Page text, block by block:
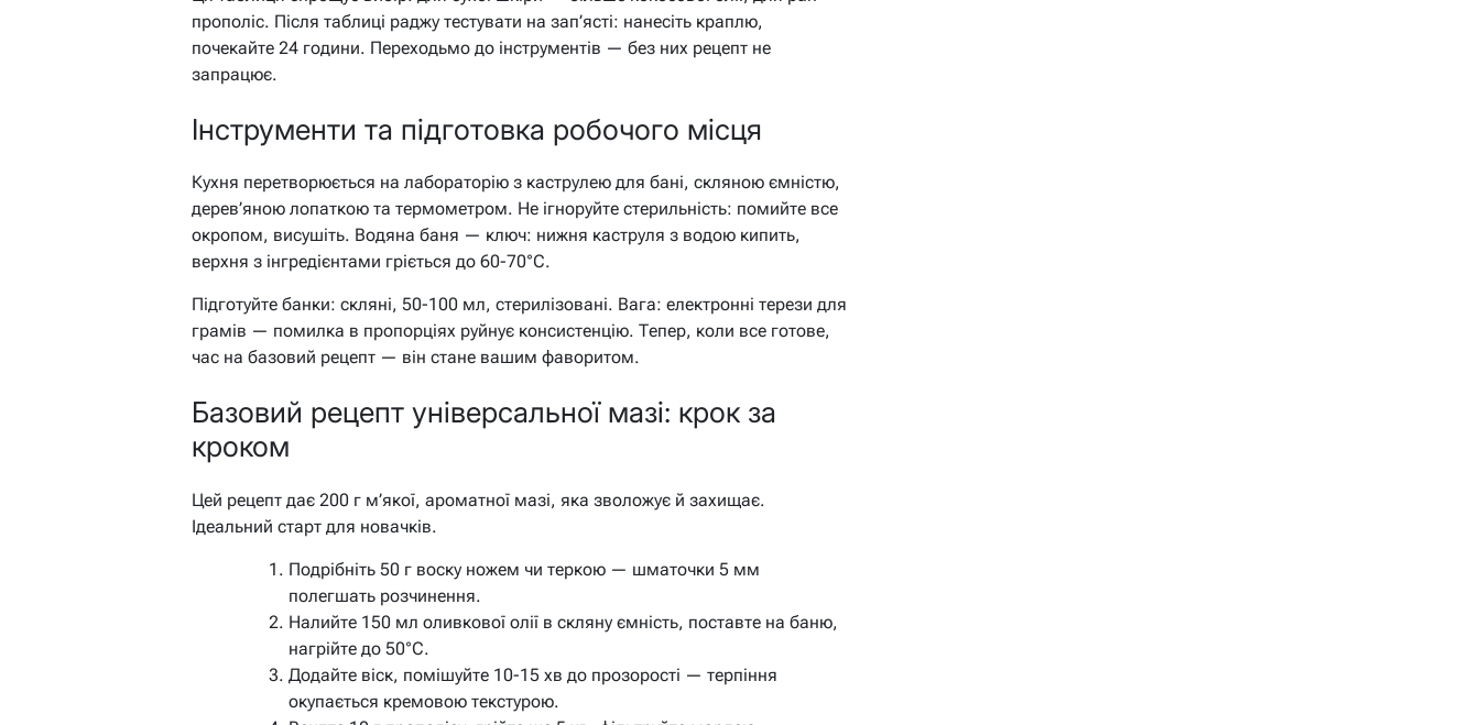
прополіс. Після таблиці раджу тестувати на зап’ясті: нанесіть краплю,
почекайте 24 години. Переходьмо до інструментів — без них рецепт не
запрацює.
Інструменти та підготовка робочого місця
Кухня перетворюється на лабораторію з каструлею для бані, скляною ємністю,
дерев’яною лопаткою та термометром. Не ігноруйте стерильність: помийте все
окропом, висушіть. Водяна баня — ключ: нижня каструля з водою кипить,
верхня з інгредієнтами гріється до 60-70°C.
Підготуйте банки: скляні, 50-100 мл, стерилізовані. Вага: електронні терези для
грамів — помилка в пропорціях руйнує консистенцію. Тепер, коли все готове,
час на базовий рецепт — він стане вашим фаворитом.
Базовий рецепт універсальної мазі: крок за
кроком
Цей рецепт дає 200 г м’якої, ароматної мазі, яка зволожує й захищає.
Ідеальний старт для новачків.
Подрібніть 50 г воску ножем чи теркою — шматочки 5 мм
полегшать розчинення.
Налийте 150 мл оливкової олії в скляну ємність, поставте на баню,
нагрійте до 50°C.
Додайте віск, помішуйте 10-15 хв до прозорості — терпіння
окупається кремовою текстурою.